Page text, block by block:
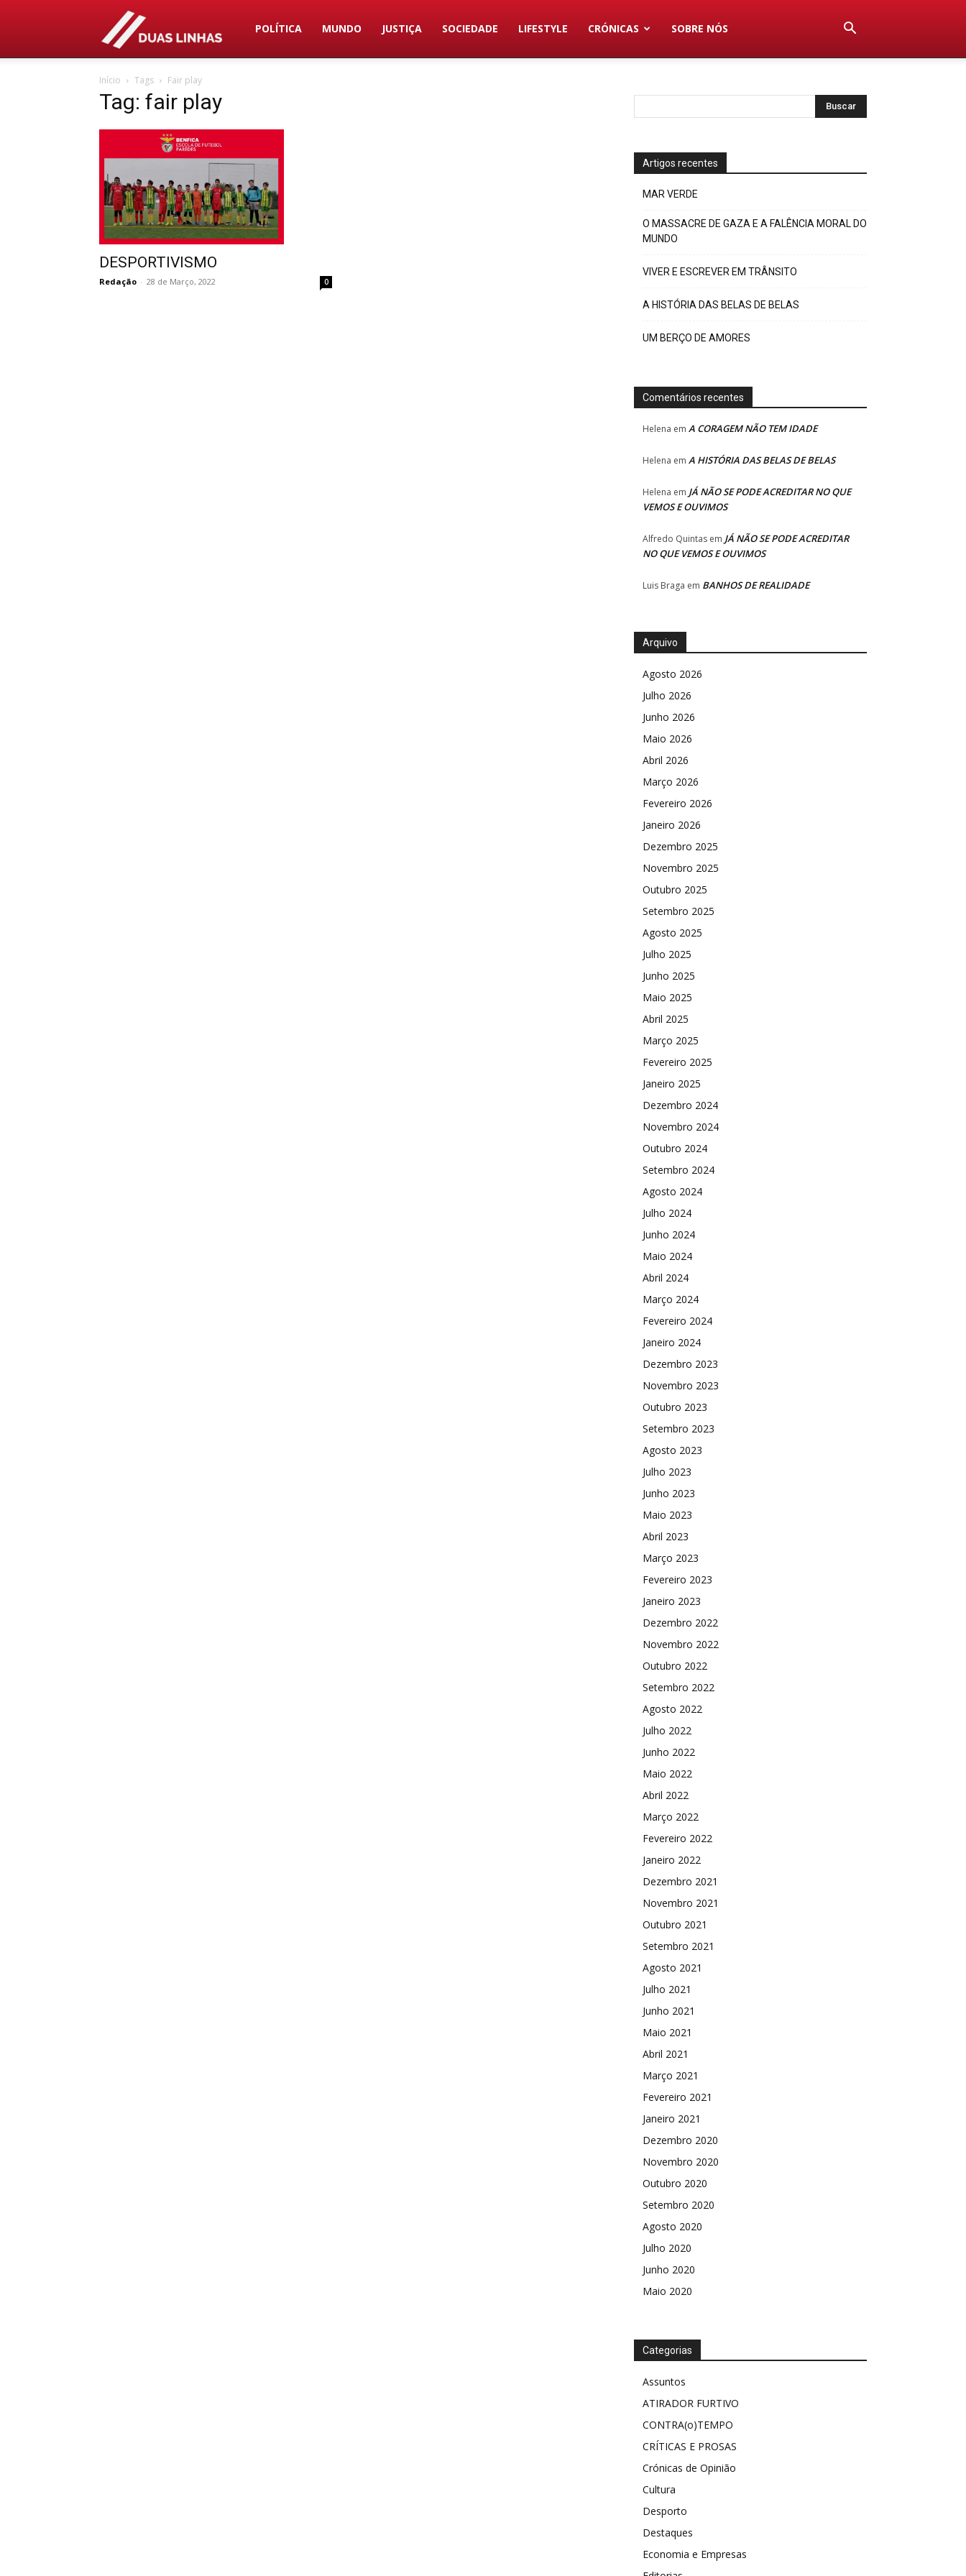
Duas
POLÍTICA MUNDO JUSTIÇA SOCIEDADE LIFESTYLE CRÓNICAS SOBRE NÓS
Início Tags Fair play
Tag: fair play
DESPORTIVISMO
Redação - 28 de Março, 2022 0
Artigos recentes
MAR VERDE
O MASSACRE DE GAZA E A FALÊNCIA MORAL DO
MUNDO
VIVER E ESCREVER EM TRÂNSITO
A HISTÓRIA DAS BELAS DE BELAS
UM BERÇO DE AMORES
Comentários recentes
Helena em A CORAGEM NÃO TEM IDADE
Helena em A HISTÓRIA DAS BELAS DE BELAS
Helena em JÁ NÃO SE PODE ACREDITAR NO QUE
VEMOS E OUVIMOS
Alfredo Quintas em JÁ NÃO SE PODE ACREDITAR
NO QUE VEMOS E OUVIMOS
Luis Braga em BANHOS DE REALIDADE
Arquivo
Agosto 2026
Julho 2026
Junho 2026
Maio 2026
Abril 2026
Março 2026
Fevereiro 2026
Janeiro 2026
Dezembro 2025
Novembro 2025
Outubro 2025
Setembro 2025
Agosto 2025
Julho 2025
Junho 2025
Maio 2025
Abril 2025
Março 2025
Fevereiro 2025
Janeiro 2025
Dezembro 2024
Novembro 2024
Outubro 2024
Setembro 2024
Agosto 2024
Julho 2024
Junho 2024
Maio 2024
Abril 2024
Março 2024
Fevereiro 2024
Janeiro 2024
Dezembro 2023
Novembro 2023
Outubro 2023
Setembro 2023
Agosto 2023
Julho 2023
Junho 2023
Maio 2023
Abril 2023
Março 2023
Fevereiro 2023
Janeiro 2023
Dezembro 2022
Novembro 2022
Outubro 2022
Setembro 2022
Agosto 2022
Julho 2022
Junho 2022
Maio 2022
Abril 2022
Março 2022
Fevereiro 2022
Janeiro 2022
Dezembro 2021
Novembro 2021
Outubro 2021
Setembro 2021
Agosto 2021
Julho 2021
Junho 2021
Maio 2021
Abril 2021
Março 2021
Fevereiro 2021
Janeiro 2021
Dezembro 2020
Novembro 2020
Outubro 2020
Setembro 2020
Agosto 2020
Julho 2020
Junho 2020
Maio 2020
Categorias
Assuntos
ATIRADOR FURTIVO
CONTRA(o)TEMPO
CRÍTICAS E PROSAS
Crónicas de Opinião
Cultura
Desporto
Destaques
Economia e Empresas